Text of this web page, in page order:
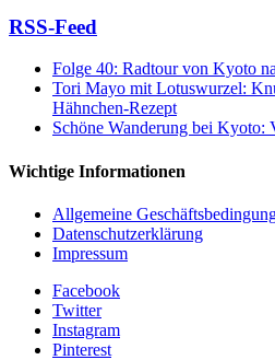
RSS-Feed
Folge 40: Radtour von Kyoto
Tori Mayo mit Lotuswurzel:
Hähnchen-Rezept
Schöne Wanderung bei Kyoto:
Wichtige Informationen
Allgemeine
Datenschutzerklärung
Impressum
Facebook
Twitter
Instagram
Pinterest